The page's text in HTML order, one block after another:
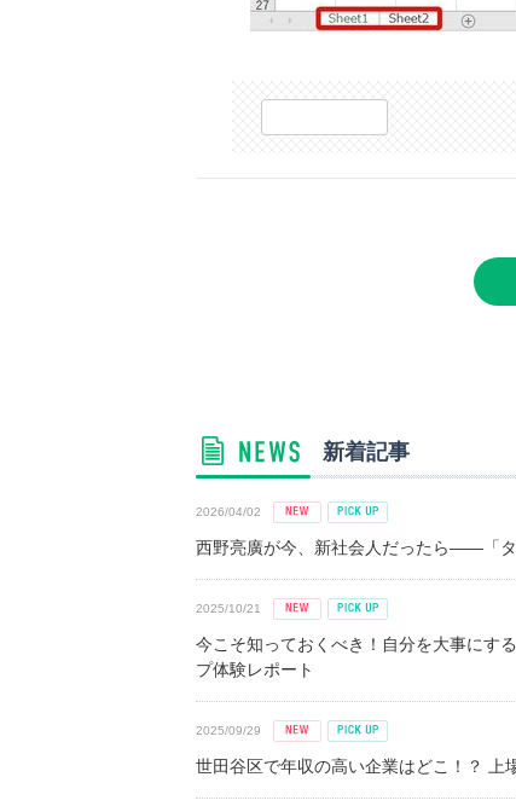
新着記事
2026/04/02
西野亮廣が今、新社会人だったら――「タ
2025/10/21
今こそ知っておくべき！自分を大事にす
プ体験レポート
2025/09/29
世田谷区で年収の高い企業はどこ！？